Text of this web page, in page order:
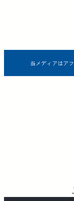
当メディアはア